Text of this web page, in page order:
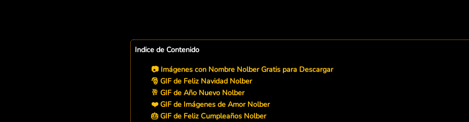
Indice de Contenido
📷 Imágenes con Nombre Nolber Gratis para Descargar
🎅 GIF de Feliz Navidad Nolber
🥂 GIF de Año Nuevo Nolber
❤️ GIF de Imágenes de Amor Nolber
🎂 GIF de Feliz Cumpleaños Nolber